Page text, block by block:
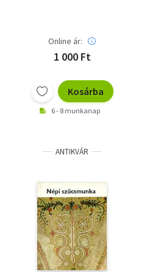
Online ár:
1 000 Ft
Kosárba
6 - 8 munkanap
ANTIKVÁR